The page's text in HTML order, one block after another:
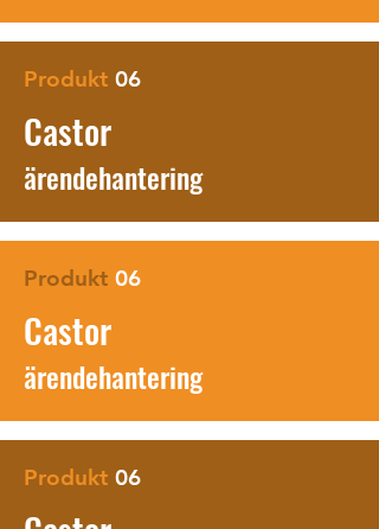
Produkt 06
Castor
ärendehantering
Produkt 06
Castor
ärendehantering
Produkt 06